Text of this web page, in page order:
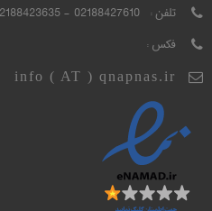
تلفن : 02188427610 - 02188423635 - 02188442844
فکس :
info ( AT ) qnapnas.ir